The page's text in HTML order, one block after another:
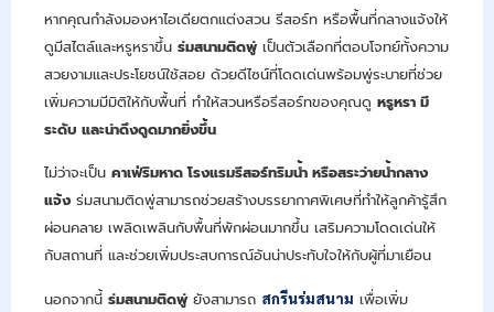
หากคุณกำลังมองหาไอเดียตกแต่งสวน รีสอร์ท หรือพื้นที่กลางแจ้งให้
ดูมีสไตล์และหรูหราขึ้นร่มสนามติดพู่ เป็นตัวเลือกที่ตอบโจทย์ทั้งความ
สวยงามและประโยชน์ใช้สอย ด้วยดีไซน์ที่โดดเด่นพร้อมพู่ระบายที่ช่วย
เพิ่มความมีมิติให้กับพื้นที่ ทำให้สวนหรือรีสอร์ทของคุณดูหรูหรา มี
ระดับ และน่าดึงดูดมากยิ่งขึ้น
ไม่ว่าจะเป็นคาเฟ่ริมหาด โรงแรมรีสอร์ทริมน้ำ หรือสระว่ายน้ำกลาง
แจ้ง ร่มสนามติดพู่สามารถช่วยสร้างบรรยากาศพิเศษที่ทำให้ลูกค้ารู้สึก
ผ่อนคลาย เพลิดเพลินกับพื้นที่พักผ่อนมากขึ้น เสริมความโดดเด่นให้
กับสถานที่ และช่วยเพิ่มประสบการณ์อันน่าประทับใจให้กับผู้ที่มาเยือน
นอกจากนี้ร่มสนามติดพู่ ยังสามารถ สกรีนร่มสนาม เพื่อเพิ่ม